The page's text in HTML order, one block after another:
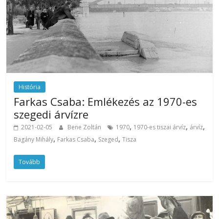
História
Farkas Csaba: Emlékezés az 1970-es
szegedi árvízre
2021-02-05 Bene Zoltán 1970, 1970-es tiszai árvíz, árvíz,
Bagány Mihály, Farkas Csaba, Szeged,Tisza
Tovább